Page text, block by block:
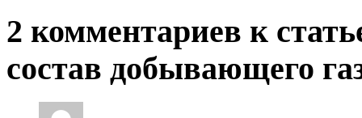
2 комментариев к
состав добывающего